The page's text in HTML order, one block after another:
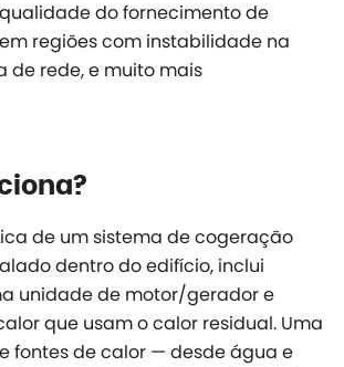
do fornecimento de
regiões com instabilidade na
de rede, e muito mais
de um sistema de cogeração
dentro do edifício, inclui
unidade de motor/gerador e
que usam o calor residual. Uma
fontes de calor — desde água e